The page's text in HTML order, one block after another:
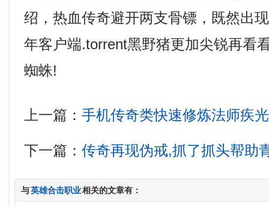
绍，热血传奇避开两支骨镖，既然出
年客户端.torrent黑野猪更加尖锐再看
蜘蛛!
上一篇：手机传奇类快速修炼法师疾
下一篇：传奇再现伪戒,抓了抓头帮助
与英雄合击职业相关的文章有：